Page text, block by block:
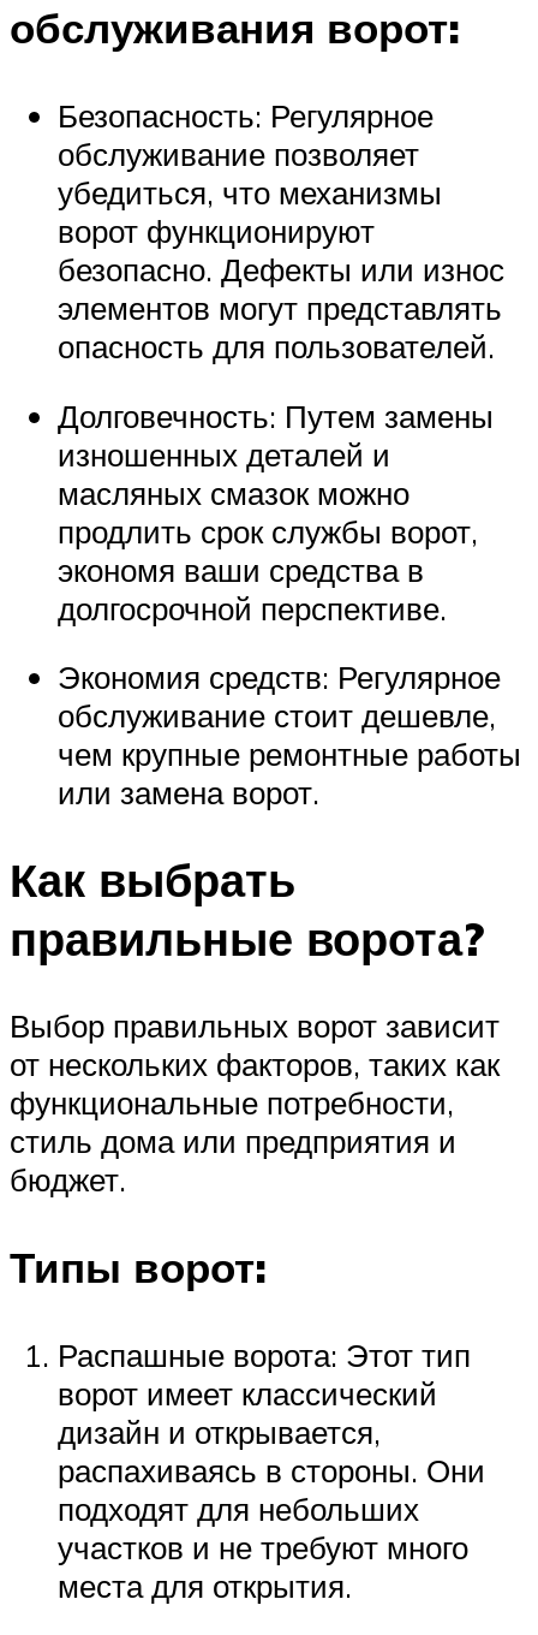
обслуживания ворот:
Безопасность: Регулярное
обслуживание позволяет
убедиться, что механизмы
ворот функционируют
безопасно. Дефекты или износ
элементов могут представлять
опасность для пользователей.
Долговечность: Путем замены
изношенных деталей и
масляных смазок можно
продлить срок службы ворот,
экономя ваши средства в
долгосрочной перспективе.
Экономия средств: Регулярное
обслуживание стоит дешевле,
чем крупные ремонтные работы
или замена ворот.
Как выбрать
правильные ворота?
Выбор правильных ворот зависит
от нескольких факторов, таких как
функциональные потребности,
стиль дома или предприятия и
бюджет.
Типы ворот:
Распашные ворота: Этот тип
ворот имеет классический
дизайн и открывается,
распахиваясь в стороны. Они
подходят для небольших
участков и не требуют много
места для открытия.